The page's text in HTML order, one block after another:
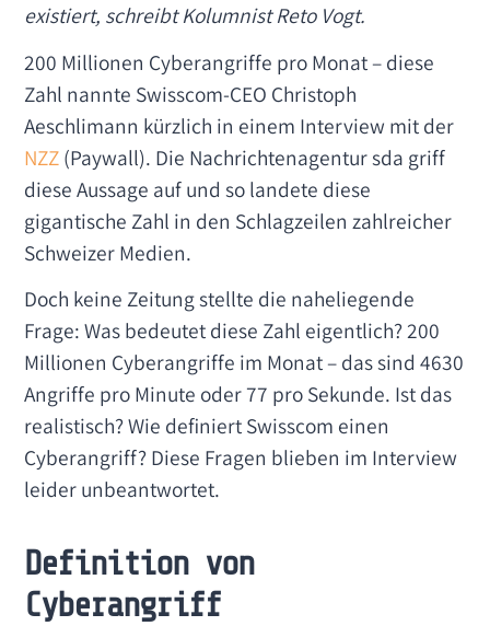
existiert, schreibt Kolumnist Reto Vogt.
200 Millionen Cyberangriffe pro Monat – diese
Zahl nannte Swisscom-CEO Christoph
Aeschlimann kürzlich in einem Interview mit der
NZZ(Paywall). Die Nachrichtenagentur sda griff
diese Aussage auf und so landete diese
gigantische Zahl in den Schlagzeilen zahlreicher
Schweizer Medien.
Doch keine Zeitung stellte die naheliegende
Frage: Was bedeutet diese Zahl eigentlich? 200
Millionen Cyberangriffe im Monat – das sind 4630
Angriffe pro Minute oder 77 pro Sekunde. Ist das
realistisch? Wie definiert Swisscom einen
Cyberangriff? Diese Fragen blieben im Interview
leider unbeantwortet.
Definition von
Cyberangriff